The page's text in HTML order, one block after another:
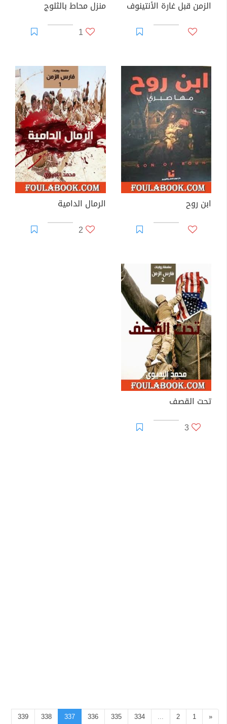
الزمن قبل غارة الأنتينوف
منزل محاط بالثلوج
1
ابن روح
الرمال الدامية
2
تحت القصف
3
«
1
2
...
334
335
336
337
338
339